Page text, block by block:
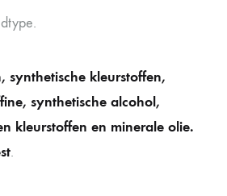
synthetische kleurstoffen,
synthetische alcohol,
kleurstoffen en minerale olie.
.